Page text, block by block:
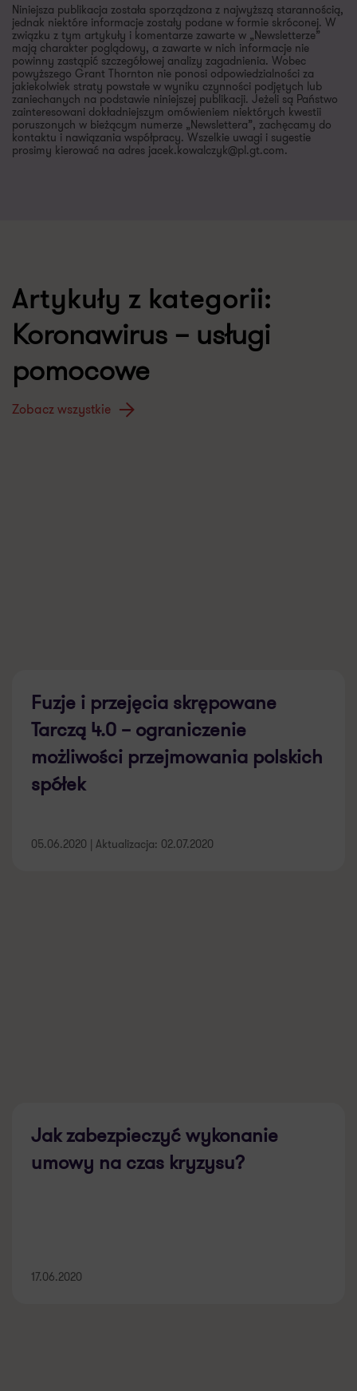
Niniejsza publikacja została sporządzona z najwyższą starannością,
jednak niektóre informacje zostały podane w formie skróconej. W
związku z tym artykuły i komentarze zawarte w „Newsletterze”
mają charakter poglądowy, a zawarte w nich informacje nie
powinny zastąpić szczegółowej analizy zagadnienia. Wobec
powyższego Grant Thornton nie ponosi odpowiedzialności za
jakiekolwiek straty powstałe w wyniku czynności podjętych lub
zaniechanych na podstawie niniejszej publikacji. Jeżeli są Państwo
zainteresowani dokładniejszym omówieniem niektórych kwestii
poruszonych w bieżącym numerze „Newslettera”, zachęcamy do
kontaktu i nawiązania współpracy. Wszelkie uwagi i sugestie
prosimy kierować na adres jacek.kowalczyk@pl.gt.com.
Artykuły z kategorii:
Koronawirus – usługi
pomocowe
Zobacz wszystkie
Fuzje i przejęcia skrępowane
Tarczą 4.0 – ograniczenie
możliwości przejmowania polskich
spółek
05.06.2020 | Aktualizacja: 02.07.2020
Jak zabezpieczyć wykonanie
umowy na czas kryzysu?
17.06.2020